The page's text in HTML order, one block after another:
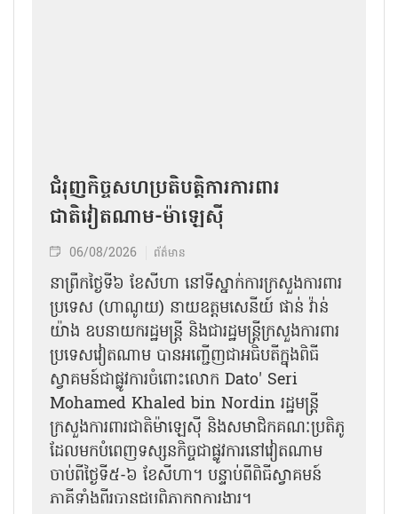
ជំរុញកិច្ចសហប្រតិបត្តិការការពារ
ជាតិវៀតណាម-ម៉ាឡេស៊ី
06/08/2026 ព័ត៌មាន
នា​ព្រឹកថ្ងៃទី៦ ខែសីហា នៅទីស្នាក់ការក្រសួងការពារ
ប្រទេស (ហាណូយ) នាយឧត្តមសេនីយ៍ ផាន់ វ៉ាន់
យ៉ាង ឧបនាយករដ្ឋមន្ត្រី និងជារដ្ឋមន្ត្រីក្រសួងការពារ
ប្រទេសវៀតណាម បានអញ្ជើញជាអធិបតីក្នុងពិធី
ស្វាគមន៍ជាផ្លូវការ​ចំពោះលោក Dato' Seri
Mohamed Khaled bin Nordin រដ្ឋមន្ត្រី
ក្រសួងការពារជាតិម៉ាឡេស៊ី និងសមាជិកគណៈប្រតិភូ
ដែលមកបំពេញទស្សនកិច្ចជាផ្លូវការនៅវៀតណាម
ចាប់ពីថ្ងៃទី៥-៦ ខែសីហា។ បន្ទាប់ពីពិធីស្វាគមន៍
ភាគីទាំងពីរបានជួបពិភាក្សាការងារ​។